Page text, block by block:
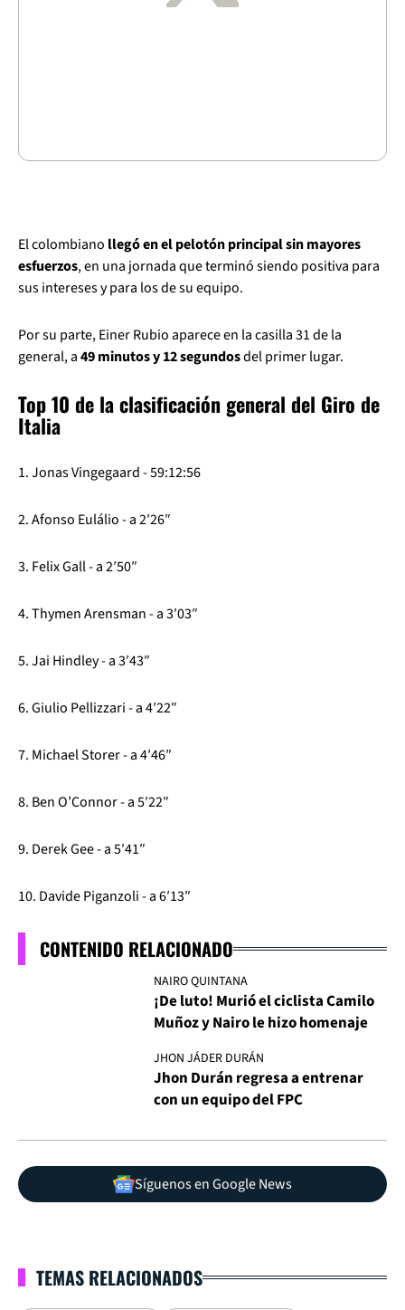
El colombiano llegó en el pelotón principal sin mayores
esfuerzos, en una jornada que terminó siendo positiva para
sus intereses y para los de su equipo.
Por su parte, Einer Rubio aparece en la casilla 31 de la
general, a49 minutos y 12 segundosdel primer lugar.
Top 10 de la clasificación general del Giro de
Italia
1. Jonas Vingegaard - 59:12:56
2. Afonso Eulálio - a 2′26″
3. Felix Gall - a 2′50″
4. Thymen Arensman - a 3′03″
5. Jai Hindley - a 3′43″
6. Giulio Pellizzari - a 4′22″
7. Michael Storer - a 4′46″
8. Ben O’Connor - a 5′22″
9. Derek Gee - a 5′41″
10. Davide Piganzoli - a 6′13″
CONTENIDO RELACIONADO
NAIRO QUINTANA
¡De luto! Murió el ciclista Camilo
Muñoz y Nairo le hizo homenaje
JHON JÁDER DURÁN
Jhon Durán regresa a entrenar
con un equipo del FPC
Síguenos en Google News
TEMAS RELACIONADOS